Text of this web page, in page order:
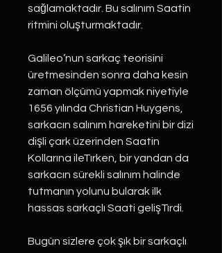
sağlamaktadır. Bu salınım Saatin
ritmini oluşturmaktadır.
Galileo’nun sarkaç teorisini
üretmesinden sonra daha kesin
zaman ölçümü yapmak niyetiyle
1656 yılında Christian Huygens,
sarkacın salınım hareketini bir dizi
dişli çark üzerinden Saatin
Kollarına ileTırken, bir yandan da
sarkacın sürekli salınım halinde
tutmanın yolunu bularak ilk
hassas sarkaçlı Saati gelişTırdi.
Bugün sizlere çok şık bir sarkaçlı